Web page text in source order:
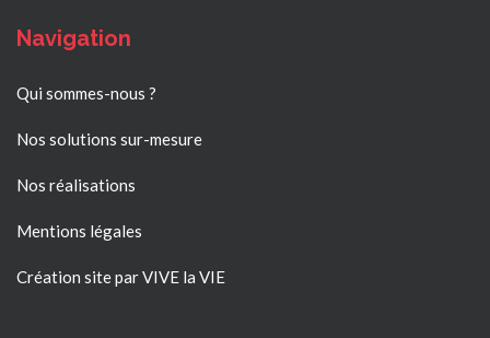
Navigation
Qui sommes-nous ?
Nos solutions sur-mesure
Nos réalisations
Mentions légales
Création site par VIVE la VIE